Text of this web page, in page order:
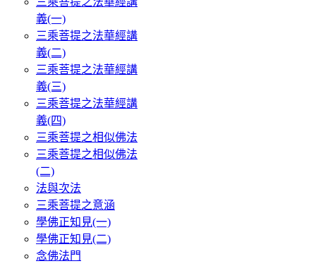
義(一)
三乘菩提之法華經講
義(二)
三乘菩提之法華經講
義(三)
三乘菩提之法華經講
義(四)
三乘菩提之相似佛法
三乘菩提之相似佛法
(二)
法與次法
三乘菩提之意涵
學佛正知見(一)
學佛正知見(二)
念佛法門